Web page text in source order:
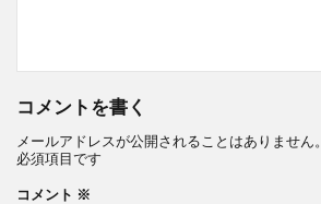
コメントを書く
メールアドレスが公開されることはありません。
必須項目です
コメント ※